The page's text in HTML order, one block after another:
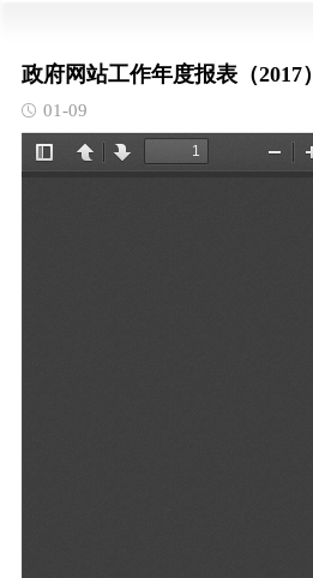
政府网站工作年度报表（2017）
01-09